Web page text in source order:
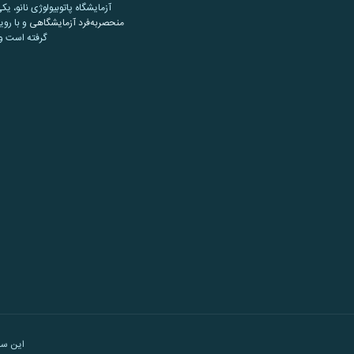
آزمایشگاه پاتوبیولوژی نانو،
منحصربه‌فرد آزمایشگاهی و با
گرفته است
این